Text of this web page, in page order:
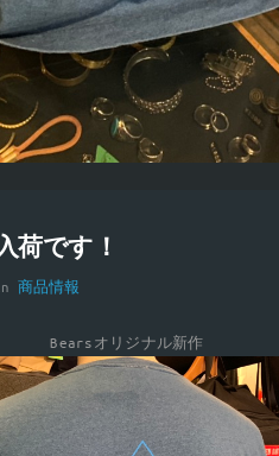
荷です！
商品情報
Bearsオリジナル新作